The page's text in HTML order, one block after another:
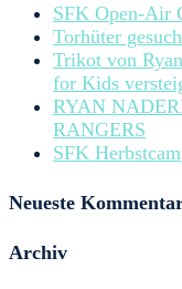
SFK Open-Air
Torhüter
Trikot von
for Kids
RYAN
RANGERS
SFK
Neueste
Archiv